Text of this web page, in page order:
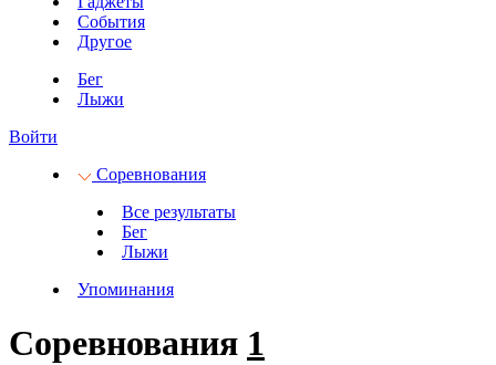
События
Другое
Бег
Лыжи
Войти
Соревнования
Все результаты
Бег
Лыжи
Упоминания
Соревнования 1